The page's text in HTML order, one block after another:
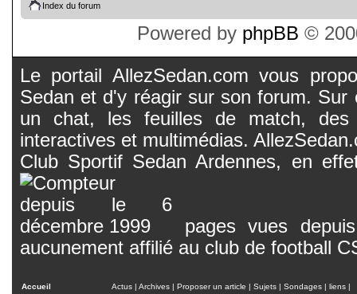
Index du forum
Powered by phpBB ©
Le portail AllezSedan.com vous
Sedan et d'y réagir sur son forum.
un chat, les feuilles de match, des
interactives et multimédias.
Club Sportif Sedan Ardennes, en
pages vues
aucunement affilié au club de football
Accueil Actus | Archives | Proposer un article | Sujets | Sondages | liens |